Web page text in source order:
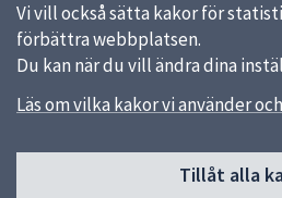
Vi vill också sätta kakor för
förbättra webbplatsen.
Du kan när du vill ändra dina
Läs om vilka kakor vi använder
Tillåt alla
Sidfot